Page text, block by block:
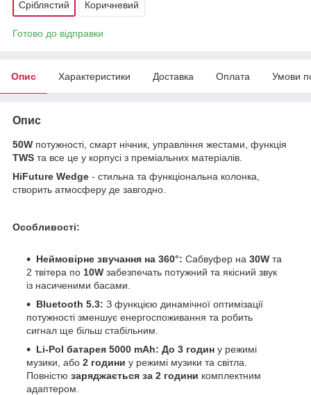
Сріблястий Коричневий
Готово до відправки
Опис Характеристики Доставка Оплата Умови
Опис
50W потужності, смарт нічник, управління жестами, функція
TWS та все це у корпусі з преміальних матеріалів.
HiFuture Wedge - стильна та функціональна колонка,
створить атмосферу де завгодно.
Особливості:
Неймовірне звучання на 360°: Сабвуфер на 30W та
2 твітера по 10W забезпечать потужний та якісний звук
із насиченими басами.
Bluetooth 5.3: З функцією динамічної оптимізації
потужності зменшує енергоспоживання та робить
сигнал ще більш стабільним.
Li-Pol батарея 5000 mAh: До 3 годин у режимі
музики, або 2 години у режимі музики та світла.
Повністю заряджається за 2 години комплектним
адаптером.